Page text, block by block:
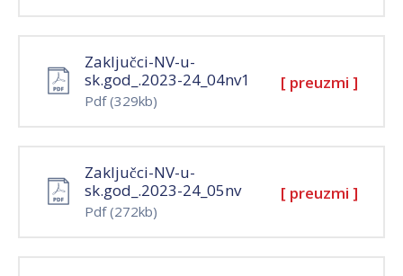
Zaključci-NV-u-
sk.god_.2023-24_04nv1
Pdf(329kb)
[ preuzmi ]
Zaključci-NV-u-
sk.god_.2023-24_05nv
Pdf(272kb)
[ preuzmi ]